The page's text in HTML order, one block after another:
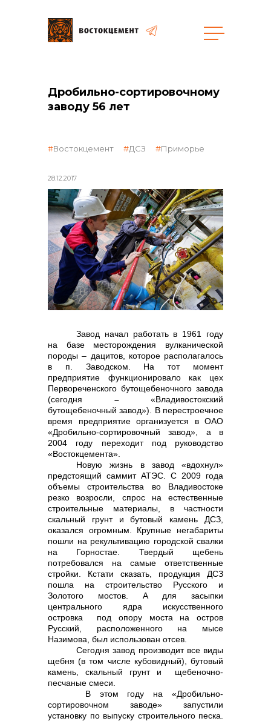
Закупки
объявленные закупки
реализация неликвидов
контакты отдела закупок
Контакты
+7 (423) 234 50 50
info@vostokcement.ru
Дробильно-сортировочному
заводу 56 лет
28.12.2017
Востокцемент ДСЗ Приморье
Завод начал работать в 1961 году
на базе месторождения вулканической
породы – дацитов, которое располагалось
в п. Заводском. На тот момент
предприятие функционировало как цех
Первореченского бутощебеночного завода
(сегодня –«Владивостокский
бутощебеночный завод»). В перестроечное
время предприятие организуется в ОАО
«Дробильно-сортировочный завод», а в
2004 году переходит под руководство
«Востокцемента».
Новую жизнь в завод «вдохнул»
предстоящий саммит АТЭС. С 2009 года
объемы строительства во Владивостоке
резко возросли, спрос на естественные
строительные материалы, в частности
скальный грунт и бутовый камень ДСЗ,
оказался огромным. Крупные негабариты
пошли на рекультивацию городской свалки
на Горностае. Твердый щебень
потребовался на самые ответственные
стройки. Кстати сказать, продукция ДСЗ
пошла на строительство Русского и
Золотого мостов. А для засыпки
центрального ядра искусственного
островка под опору моста на остров
Русский, расположенного на мысе
Назимова, был использован отсев.
Сегодня завод производит все виды
щебня (в том числе кубовидный), бутовый
камень, скальный грунт и щебеночно-
песчаные смеси.
В этом году на «Дробильно-
сортировочном заводе» запустили
установку по выпуску строительного песка.